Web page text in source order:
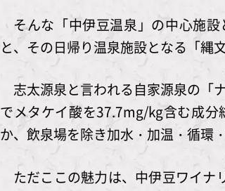
そんな「中伊豆温泉」の中心施
と、その日帰り温泉施設となる「縄
志太源泉と言われる自家源泉の「
でメタケイ酸を37.7mg/kg含む成
か、飲泉場を除き加水・加温・循環
ただここの魅力は、中伊豆ワイ